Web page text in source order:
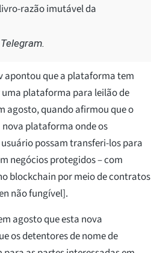
razão imutável da
apontou que a plataforma tem
plataforma para leilão de
agosto, quando afirmou que o
plataforma onde os
possam transferi-los para
negócios protegidos – com
blockchain por meio de contratos
não fungível].
agosto que esta nova
os detentores de nome de